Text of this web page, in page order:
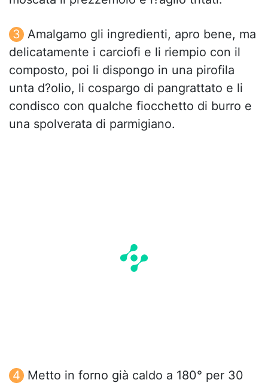
Amalgamo gli ingredienti, apro bene, ma
delicatamente i carciofi e li riempio con il
composto, poi li dispongo in una pirofila
unta d?olio, li cospargo di pangrattato e li
condisco con qualche fiocchetto di burro e
una spolverata di parmigiano.
Metto in forno già caldo a 180° per 30